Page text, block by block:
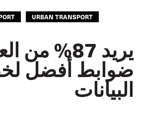
URBAN TRANSPORT
يريد 87% من
ضوابط أفضل
البيانات